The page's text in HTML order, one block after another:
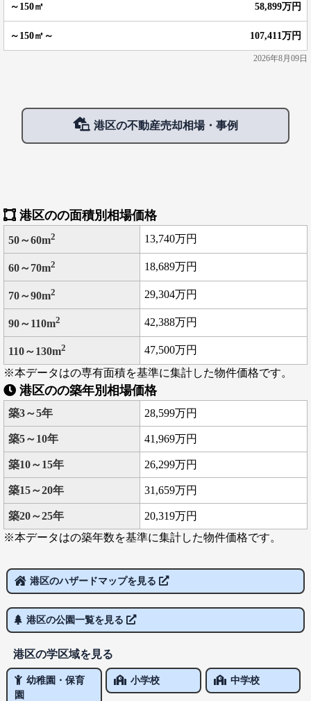
58,899万円
107,411万円
2026年8月09日
港区の不動産売却相場・事例
港区のの面積別相場価格
50～60m2 13,740万円
60～70m2 18,689万円
70～90m2 29,304万円
90～110m2 42,388万円
110～130m2
47,500万円
※本データはの専有面積を基準に集計した物件価格です。
港区のの築年別相場価格
築3～5年 28,599万円
築5～10年 41,969万円
築10～15年 26,299万円
築15～20年 31,659万円
築20～25年
20,319万円
※本データはの築年数を基準に集計した物件価格です。
港区のハザードマップを見る
港区の公園一覧を見る
港区の学区域を見る
幼稚園・保育
園
小学校 中学校